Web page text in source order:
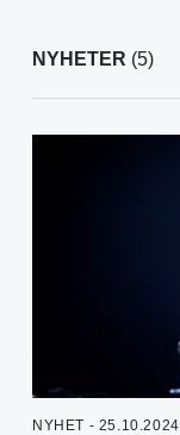
NYHETER (5)
NYHET - 25.10.2024